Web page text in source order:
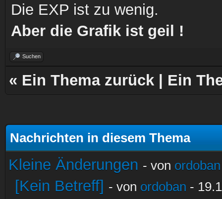
Die EXP ist zu wenig.
Aber die Grafik ist geil !
Suchen
« Ein Thema zurück Ein
Nachrichten in diesem Thema
Kleine Änderungen - von ordoban
[Kein Betreff] - von ordoban -